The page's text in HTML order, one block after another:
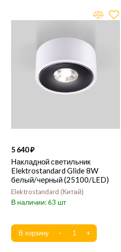
5 640
Накладной светильник
Elektrostandard Glide 8W
белый/черный (25100/LED)
Elektrostandard Китай
63